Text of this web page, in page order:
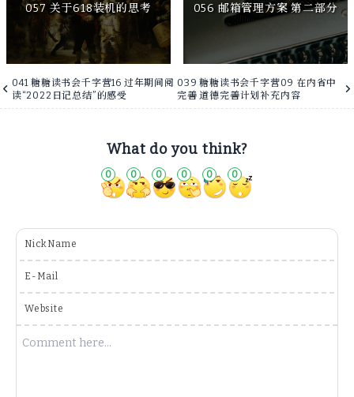
057 关于618装机的思考
056 邮箱管理方案 第二部分
041 糖糖读书会千字营16 过年期间阅
读“2022日记总结”的感受
039 糖糖读书会千字营09 在内省中
完善 道德完善计划补充内容
What do you think?
0 0 0 0 0 0
NickName
E-Mail
Website